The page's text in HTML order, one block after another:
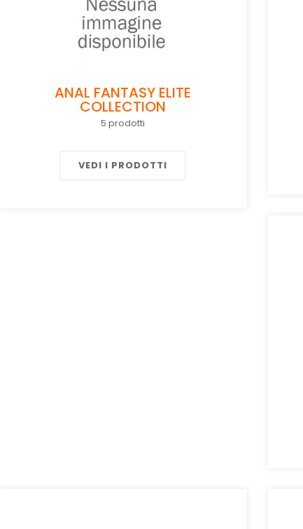
ANAL FANTASY ELITE
COLLECTION
5 prodotti
VEDI I PRODOTTI